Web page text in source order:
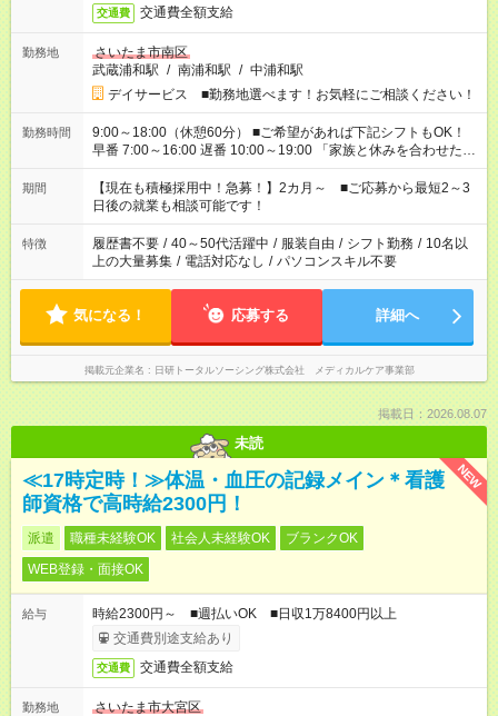
交通費 交通費全額支給
勤務地
さいたま市南区
武蔵浦和駅 / 南浦和駅 / 中浦和駅
デイサービス ■勤務地選べます！お気軽にご相談ください！
勤務時間
9:00～18:00（休憩60分） ■ご希望があれば下記シフトもOK！
早番 7:00～16:00 遅番 10:00～19:00 「家族と休みを合わせた
い」 「余裕を持って夕飯の準備がしたい」 「できれば残業はし
たくない」 など、ご希望を教えてくださいね。 ※Wワーク希望
の方へ 今ご覧のお仕事で希望する勤務時間と、もう1つのお仕事
の勤務時間。 合計で週40時間を超える場合は応募できません。
期間
【現在も積極採用中！急募！】2カ月～ ■ご応募から最短2～3
日後の就業も相談可能です！
特徴 履歴書不要 / 40～50代活躍中 / 服装自由 / シフト勤務 / 10名以
上の大量募集 / 電話対応なし / パソコンスキル不要
気になる！ 応募する 詳細へ
掲載元企業名 日研トータルソーシング株式会社 メディカルケア事業部
掲載日：2026.08.07
未読
NEW
≪17時定時！≫体温・血圧の記録メイン＊看護
師資格で高時給2300円！
派遣 職種未経験OK 社会人未経験OK
ブランクOK
WEB登録・面接OK
給与
時給2300円～ ■週払いOK ■日収1万8400円以上
交通費別途支給あり
交通費 交通費全額支給
勤務地
さいたま市大宮区